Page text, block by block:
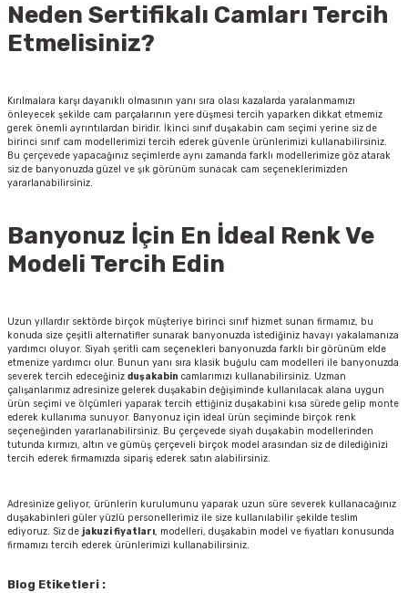
Neden Sertifikalı Camları Tercih
Etmelisiniz?
Kırılmalara karşı dayanıklı olmasının yanı sıra olası kazalarda yaralanmamızı
önleyecek şekilde cam parçalarının yere düşmesi tercih yaparken dikkat etmemiz
gerek önemli ayrıntılardan biridir. İkinci sınıf duşakabin cam seçimi yerine siz de
birinci sınıf cam modellerimizi tercih ederek güvenle ürünlerimizi kullanabilirsiniz.
Bu çerçevede yapacağınız seçimlerde aynı zamanda farklı modellerimize göz atarak
siz de banyonuzda güzel ve şık görünüm sunacak cam seçeneklerimizden
yararlanabilirsiniz.
Banyonuz İçin En İdeal Renk Ve
Modeli Tercih Edin
Uzun yıllardır sektörde birçok müşteriye birinci sınıf hizmet sunan firmamız, bu
konuda size çeşitli alternatifler sunarak banyonuzda istediğiniz havayı yakalamanıza
yardımcı oluyor. Siyah şeritli cam seçenekleri banyonuzda farklı bir görünüm elde
etmenize yardımcı olur. Bunun yanı sıra klasik buğulu cam modelleri ile banyonuzda
severek tercih edeceğiniz duşakabin camlarımızı kullanabilirsiniz. Uzman
çalışanlarımız adresinize gelerek duşakabin değişiminde kullanılacak alana uygun
ürün seçimi ve ölçümleri yaparak tercih ettiğiniz duşakabini kısa sürede gelip monte
ederek kullanıma sunuyor. Banyonuz için ideal ürün seçiminde birçok renk
seçeneğinden yararlanabilirsiniz. Bu çerçevede siyah duşakabin modellerinden
tutunda kırmızı, altın ve gümüş çerçeveli birçok model arasından siz de dilediğinizi
tercih ederek firmamızda sipariş ederek satın alabilirsiniz.
Adresinize geliyor, ürünlerin kurulumunu yaparak uzun süre severek kullanacağınız
duşakabinleri güler yüzlü personellerimiz ile size kullanılabilir şekilde teslim
ediyoruz. Siz de jakuzi fiyatları, modelleri, duşakabin model ve fiyatları konusunda
firmamızı tercih ederek ürünlerimizi kullanabilirsiniz.
Blog Etiketleri :